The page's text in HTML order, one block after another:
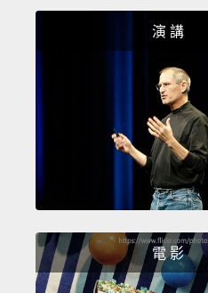
演 講
電 影